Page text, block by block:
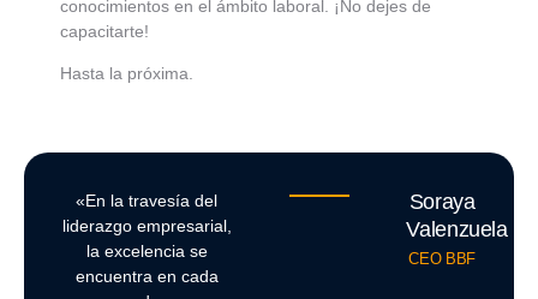
conocimientos en el ámbito laboral. ¡No dejes de
capacitarte!
Hasta la próxima.
«En la travesía del
liderazgo empresarial,
la excelencia se
encuentra en cada
Soraya
Valenzuela
CEO BBF